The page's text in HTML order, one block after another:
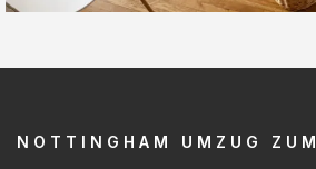
NOTTINGHAM UMZUG